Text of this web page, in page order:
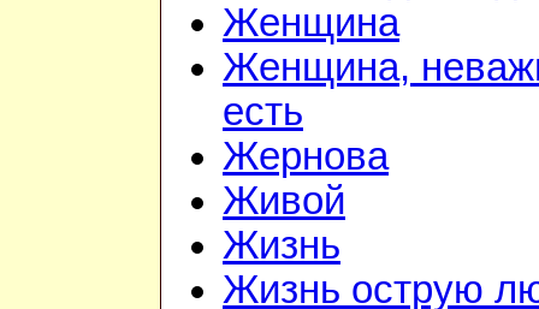
Женщина
Женщина,
есть
Жернова
Живой
Жизнь
Жизнь острую